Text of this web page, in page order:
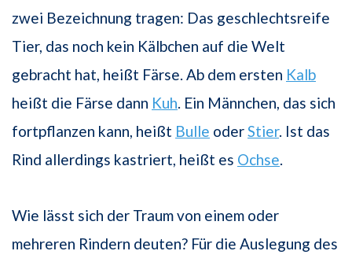
zwei Bezeichnung tragen: Das geschlechtsreife
Tier, das noch kein Kälbchen auf die Welt
gebracht hat, heißt Färse. Ab dem ersten Kalb
heißt die Färse dann Kuh. Ein Männchen, das sich
fortpflanzen kann, heißt Bulle oderStier. Ist das
Rind allerdings kastriert, heißt es Ochse.
Wie lässt sich der Traum von einem oder
mehreren Rindern deuten? Für die Auslegung des